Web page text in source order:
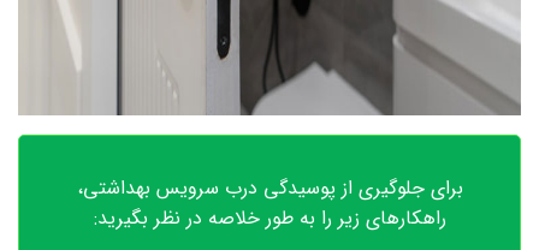
برای جلوگیری از پوسیدگی درب سرویس بهداشتی،
راهکارهای زیر را به طور خلاصه در نظر بگیرید: